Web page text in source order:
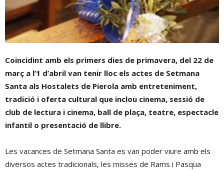
Coincidint amb els primers dies de primavera, del 22 de
març a l’1 d’abril van tenir lloc els actes de Setmana
Santa als Hostalets de Pierola amb entreteniment,
tradició i oferta cultural que inclou cinema, sessió de
club de lectura i cinema, ball de plaça, teatre, espectacle
infantil o presentació de llibre.
Les vacances de Setmana Santa es van poder viure amb els
diversos actes tradicionals, les misses de Rams i Pasqua